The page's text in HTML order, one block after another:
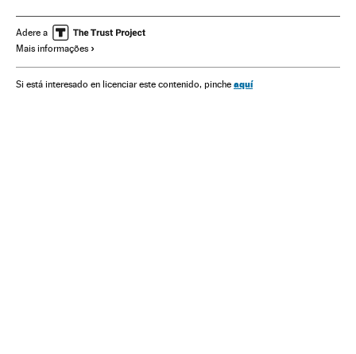
Copa América 2015 Final Copa Libertadores
Copa Libertadores 2015
Competições Esportes
Adere a
Mais informações
Si está interesado en licenciar este contenido, pinche aquí